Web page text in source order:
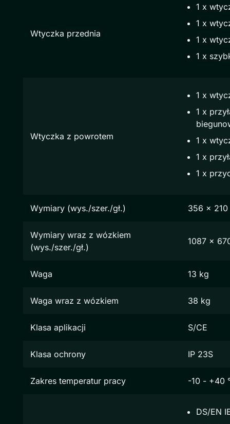
Wtyczka przednia
1 x
1 x
1 x
1 x
Wtyczka z powrotem
1 x
1 x
1 x
1 x
1 x
Wymiary (wys./szer./gł.) 356 x
Wymiary wraz z wózkiem
(wys./szer./gł.)
1087 x
Waga 13 kg
Waga wraz z wózkiem 38 kg
Klasa aplikacji S/CE
Klasa ochrony IP 23S
Zakres temperatur pracy -10 - +40
DS/EN